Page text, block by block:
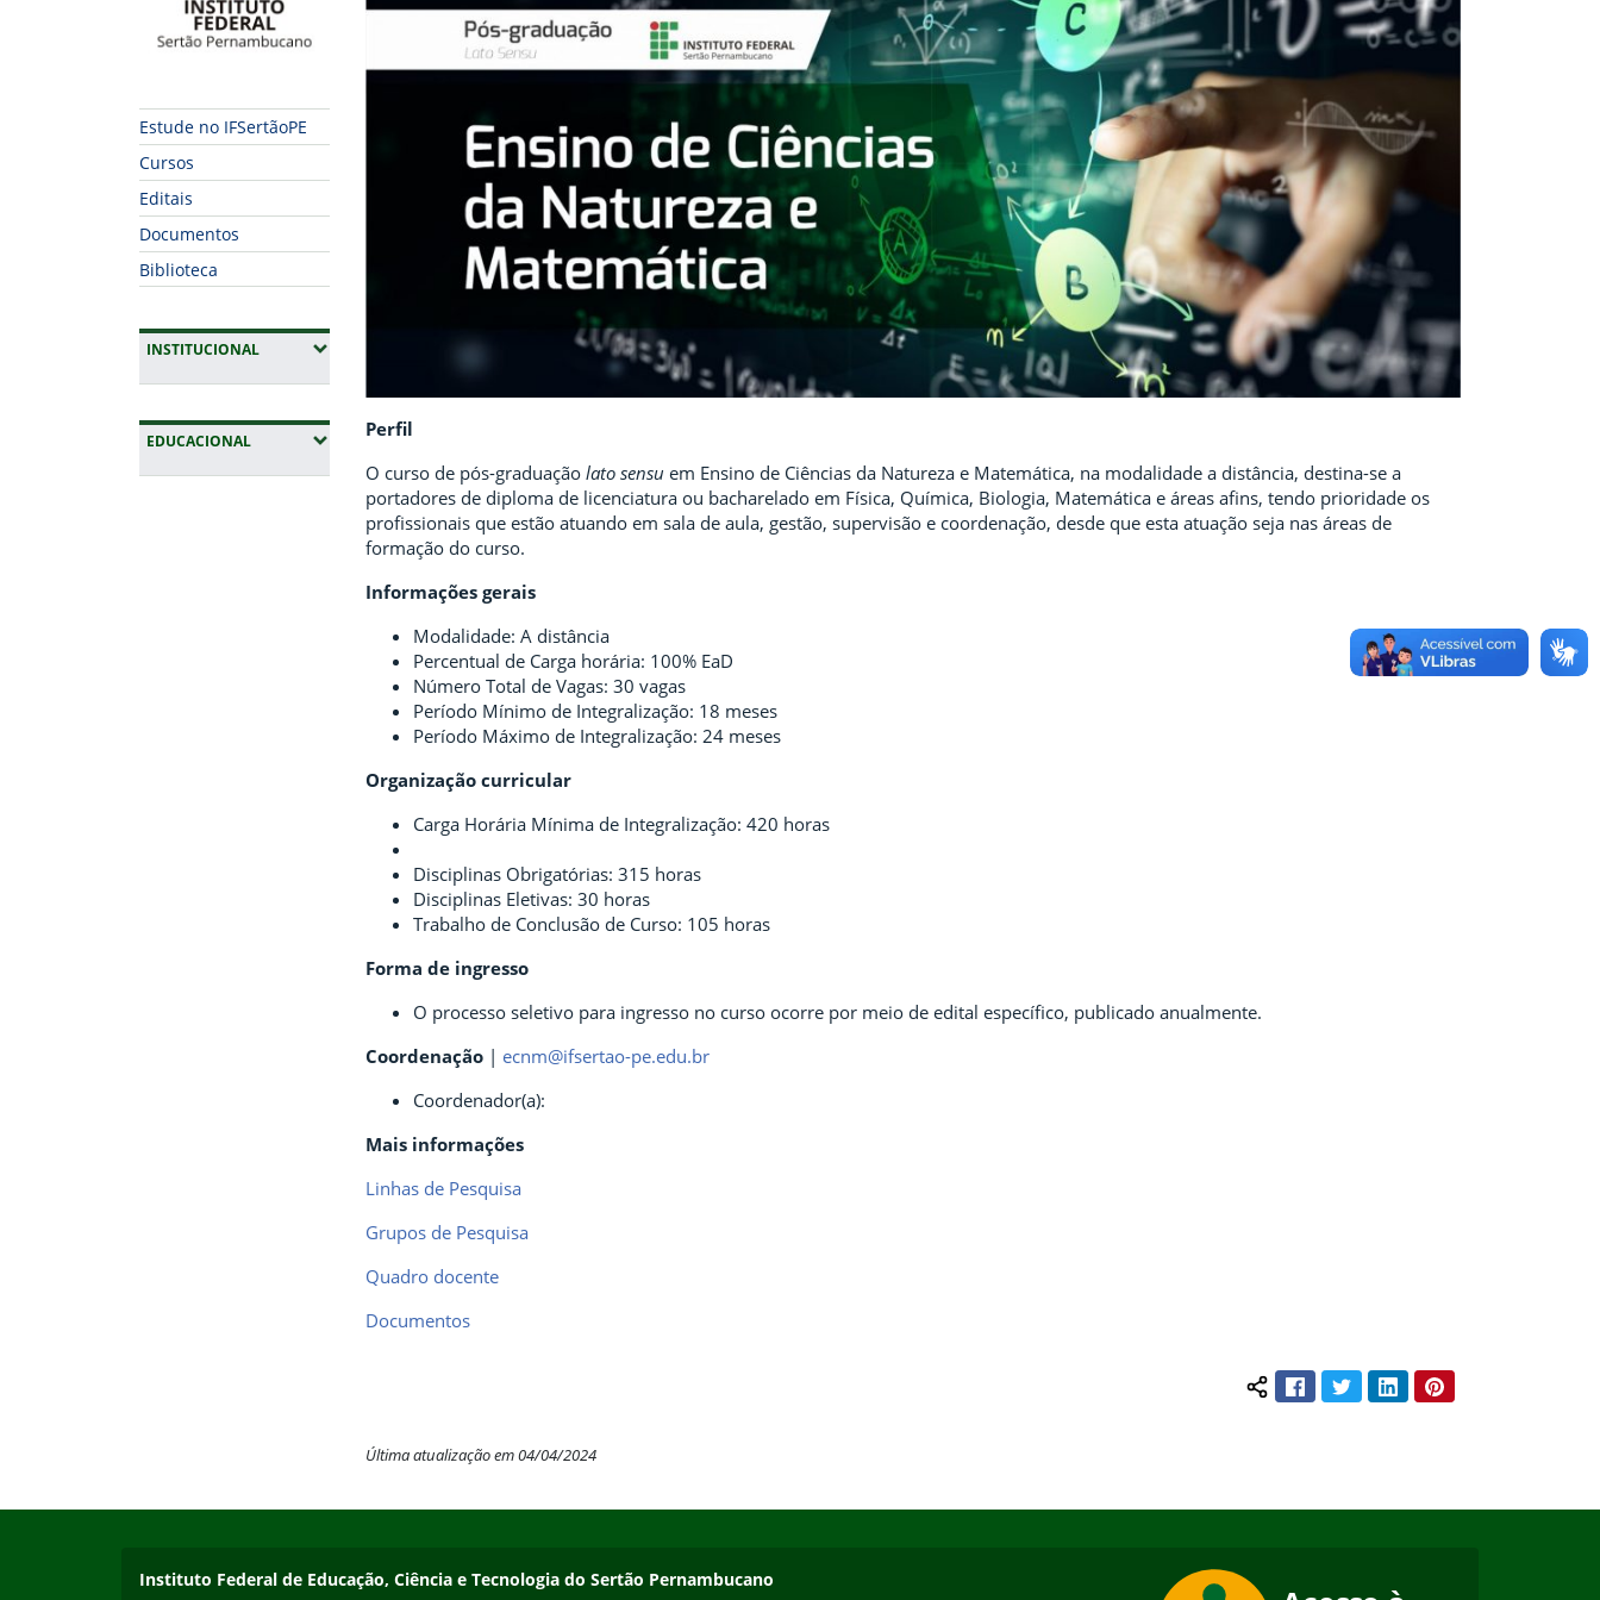
Estude no IFSertãoPE
Cursos
Editais
Documentos
Biblioteca
INSTITUCIONAL(EXPANDIR SUBMENUS)
EDUCACIONAL(EXPANDIR SUBMENUS)
Perfil
O curso de pós-graduação lato sensu em Ensino de Ciências da Natureza e Matemática, na modalidade a distância, destina-se a
portadores de diploma de licenciatura ou bacharelado em Física, Química, Biologia, Matemática e áreas afins, tendo prioridade os
profissionais que estão atuando em sala de aula, gestão, supervisão e coordenação, desde que esta atuação seja nas áreas de
formação do curso.
Informações gerais
Modalidade: A distância
Percentual de Carga horária: 100% EaD
Número Total de Vagas: 30 vagas
Período Mínimo de Integralização: 18 meses
Período Máximo de Integralização: 24 meses
Organização curricular
Carga Horária Mínima de Integralização: 420 horas
Disciplinas Obrigatórias: 315 horas
Disciplinas Eletivas: 30 horas
Trabalho de Conclusão de Curso: 105 horas
Forma de ingresso
O processo seletivo para ingresso no curso ocorre por meio de edital específico, publicado anualmente.
Coordenação | ecnm@ifsertao-pe.edu.br
Coordenador(a):
Mais informações
Linhas de Pesquisa
Grupos de Pesquisa
Quadro docente
Documentos
Compartilhar conteúdo:
FacebookTwitterLinkedInPinterest
Última atualização em 04/04/2024
Endereço
Instituto Federal de Educação, Ciência e Tecnologia do Sertão Pernambucano